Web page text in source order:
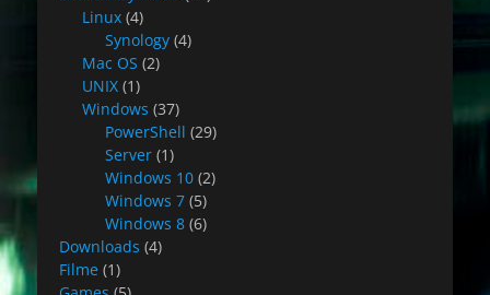
Linux (4)
Synology (4)
Mac OS (2)
UNIX (1)
Windows (37)
PowerShell (29)
Server (1)
Windows 10 (2)
Windows 7 (5)
Windows 8 (6)
Downloads (4)
Filme (1)